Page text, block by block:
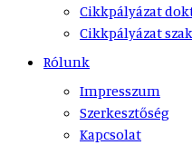
Cikkpályázat
Cikkpályázat
Rólunk
Impresszum
Szerkesztőség
Kapcsolat